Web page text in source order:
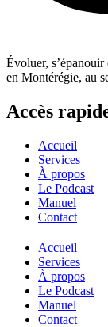
Évoluer,
en Montérégie, au
Accès
Accueil
Services
À propos
Le Podcast
Manuel
Contact
Accueil
Services
À propos
Le Podcast
Manuel
Contact